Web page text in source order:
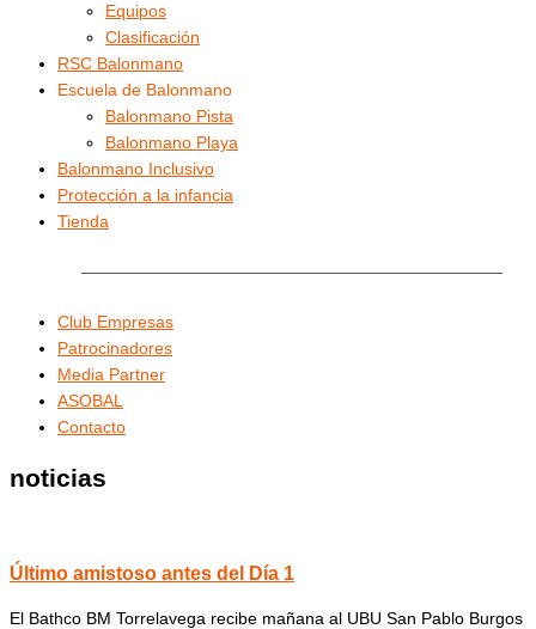
Equipos
Clasificación
RSC Balonmano
Escuela de Balonmano
Balonmano Pista
Balonmano Playa
Balonmano Inclusivo
Protección a la infancia
Tienda
Club Empresas
Patrocinadores
Media Partner
ASOBAL
Contacto
noticias
Último amistoso antes del Día 1
El Bathco BM Torrelavega recibe mañana al UBU San Pablo Burgos